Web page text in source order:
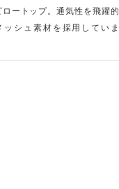
ートップ。通気性を飛躍的
シュ素材を採用していま